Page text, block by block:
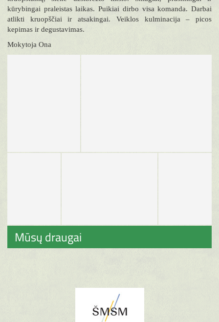
kūrybingai praleistas laikas. Puikiai dirbo visa komanda. Darbai
atlikti kruopščiai ir atsakingai. Veiklos kulminacija – picos
kepimas ir degustavimas.
Mokytoja Ona
Mūsų draugai